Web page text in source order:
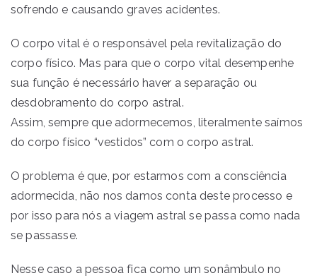
sofrendo e causando graves acidentes.
O corpo vital é o responsável pela revitalização do
corpo físico. Mas para que o corpo vital desempenhe
sua função é necessário haver a separação ou
desdobramento do corpo astral.
Assim, sempre que adormecemos, literalmente saímos
do corpo físico “vestidos” com o corpo astral.
O problema é que, por estarmos com a consciência
adormecida, não nos damos conta deste processo e
por isso para nós a viagem astral se passa como nada
se passasse.
Nesse caso a pessoa fica como um sonâmbulo no